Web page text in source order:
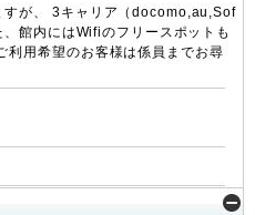
すが、 3キャリア（docomo,au,Sof
館内にはWifiのフリースポットも
利用希望のお客様は係員までお尋